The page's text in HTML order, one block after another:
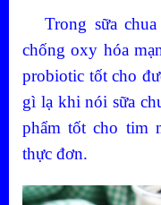
Trong sữa chua
chống oxy hóa
probiotic tốt cho
gì lạ khi nói sữa
phẩm tốt cho tim
thực đơn.